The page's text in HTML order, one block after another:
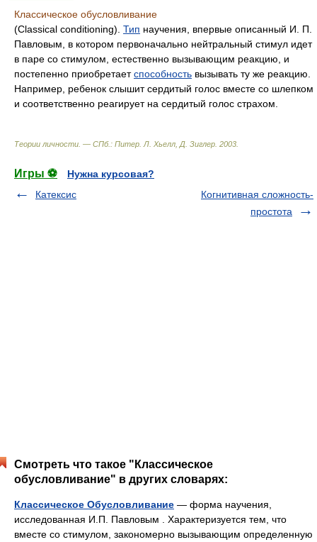
Классическое обусловливание
(Classical conditioning). Тип научения, впервые описанный И. П.
Павловым, в котором первоначально нейтральный стимул идет
в паре со стимулом, естественно вызывающим реакцию, и
постепенно приобретаетспособность вызывать ту же реакцию.
Например, ребенок слышит сердитый голос вместе со шлепком
и соответственно реагирует на сердитый голос страхом.
Теории личности. — СПб.: Питер Л. Хьелл, Д. Зиглер 2003
Игры ⚽
Нужна курсовая?
Катексис
Когнитивная сложность-
простота
Смотреть что такое "Классическое
обусловливание" в других словарях:
Классическое Обусловливание — форма научения,
исследованная И.П. Павловым . Характеризуется тем, что
вместе со стимулом, закономерно вызывающим определенную